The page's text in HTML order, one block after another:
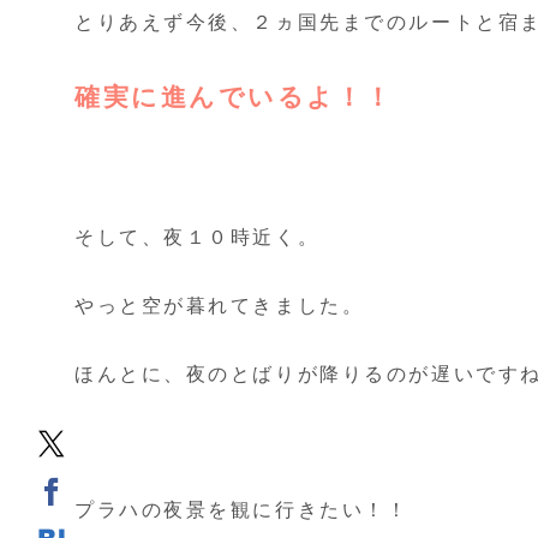
とりあえず今後、２ヵ国先までのルートと宿
確実に進んでいるよ！！
そして、夜１０時近く。
やっと空が暮れてきました。
ほんとに、夜のとばりが降りるのが遅いですね
プラハの夜景を観に行きたい！！